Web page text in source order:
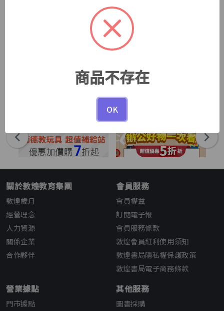
The Historical Atlas of the World
presents important periods and
turning points in 5,000 years of wo...
$420
放入購物車
1 / 1
關於敦煌教育集團
敦煌歲月
經營理念
人力資源
關係企業
合作夥伴
會員服務
會員權益
訂閱電子報
會員服務條款
敦煌會員紅利使用須知
敦煌書局隱私權保護政策
敦煌書局電子商務條款
營業據點
門市據點
其他服務
圖書採購
商品不存在
OK